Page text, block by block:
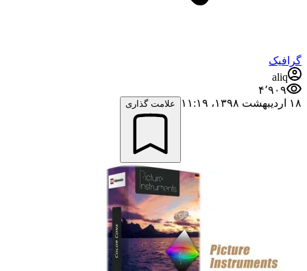
گرافیک
aliq
۴٬۹۰۹
۱۸ اردیبهشت ۱۳۹۸،‏ ۱۱:۱۹
علامت گذاری